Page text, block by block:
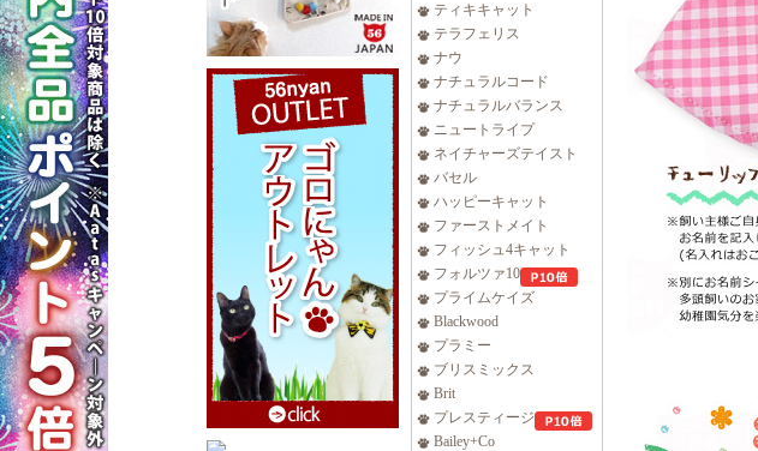
ティキキャット
テラフェリス
ナウ
ナチュラルコード
ナチュラルバランス
ニュートライプ
ネイチャーズテイスト
バセル
ハッピーキャット
ファーストメイト
フィッシュ4キャット
フォルツァ10
プライムケイズ
Blackwood
プラミー
ブリスミックス
Brit
プレスティージ
Bailey+Co